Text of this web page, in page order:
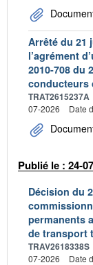
Arrêté du 21
l’agrément
2010-708 du
conducteurs
TRAT2615237A
07-2026
Date
Publié le : 24-
Décision du
permanents
de transport
TRAV2618338S
07-2026
Date